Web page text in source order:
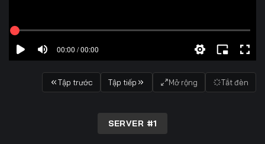
00:00 / 00:00
Tập trước Tập tiếp Mở rộng Tắt đèn
SERVER #1